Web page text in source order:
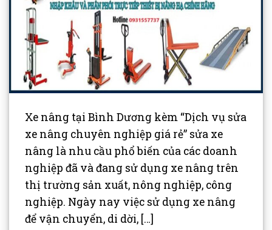
Xe nâng tại Bình Dương kèm “Dịch vụ sửa
xe nâng chuyên nghiệp giá rẻ” sửa xe
nâng là nhu cầu phổ biến của các doanh
nghiệp đã và đang sử dụng xe nâng trên
thị trường sản xuất, nông nghiệp, công
nghiệp. Ngày nay việc sử dụng xe nâng
để vận chuyển, di dời, […]